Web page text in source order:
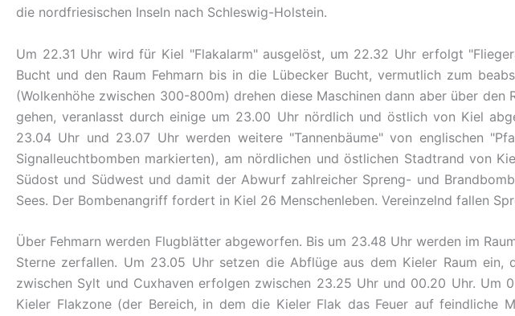
die nordfriesischen Inseln nach Schleswig-Holstein.
Um 22.31 Uhr wird für Kiel "Flakalarm" ausgelöst, um 22.32 Uhr erfolgt
Bucht und den Raum Fehmarn bis in die Lübecker Bucht, vermutlich zum
(Wolkenhöhe zwischen 300-800m) drehen diese Maschinen dann aber über
gehen, veranlasst durch einige um 23.00 Uhr nördlich und östlich von Kiel
23.04 Uhr und 23.07 Uhr werden weitere "Tannenbäume" von englischen
Signalleuchtbomben markierten), am nördlichen und östlichen Stadtrand von
Südost und Südwest und damit der Abwurf zahlreicher Spreng- und
Sees. Der Bombenangriff fordert in Kiel 26 Menschenleben. Vereinzelnd fallen
Über Fehmarn werden Flugblätter abgeworfen. Bis um 23.48 Uhr werden im
Sterne zerfallen. Um 23.05 Uhr setzen die Abflüge aus dem Kieler Raum
zwischen Sylt und Cuxhaven erfolgen zwischen 23.25 Uhr und 00.20 Uhr.
Kieler Flakzone (der Bereich, in dem die Kieler Flak das Feuer auf feindliche